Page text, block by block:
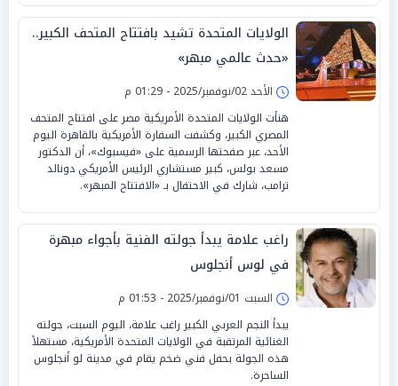
الولايات المتحدة تشيد بافتتاح المتحف الكبير..
«حدث عالمي مبهر»
الأحد 02/نوفمبر/2025 - 01:29 م
هنأت الولايات المتحدة الأمريكية مصر على افتتاح المتحف
المصري الكبير، وكشفت السفارة الأمريكية بالقاهرة اليوم
الأحد، عبر صفحتها الرسمية على «فيسبوك»، أن الدكتور
مسعد بولس، كبير مستشاري الرئيس الأمريكي دونالد
ترامب، شارك في الاحتفال بـ «الافتتاح المبهر».
راغب علامة يبدأ جولته الفنية بأجواء مبهرة
في لوس أنجلوس
السبت 01/نوفمبر/2025 - 01:53 م
يبدأ النجم العربي الكبير راغب علامة، اليوم السبت، جولته
الغنائية المرتقبة في الولايات المتحدة الأمريكية، مستهلاً
هذه الجولة بحفل فني ضخم يقام في مدينة لو أنجلوس
الساحرة.